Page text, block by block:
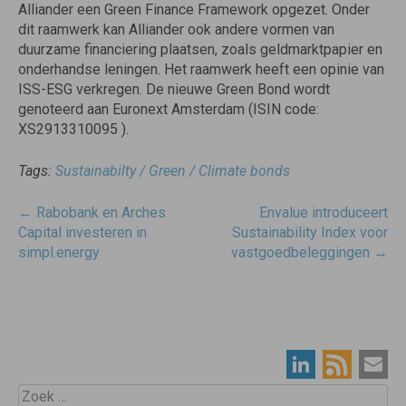
Alliander een Green Finance Framework opgezet. Onder
dit raamwerk kan Alliander ook andere vormen van
duurzame financiering plaatsen, zoals geldmarktpapier en
onderhandse leningen. Het raamwerk heeft een opinie van
ISS-ESG verkregen. De nieuwe Green Bond wordt
genoteerd aan Euronext Amsterdam (ISIN code:
XS2913310095 ).
Tags: Sustainabilty / Green / Climate bonds
Post
navigatie
← Rabobank en Arches
Capital investeren in
simpl.energy
Envalue introduceert
Sustainability Index voor
vastgoedbeleggingen →
Zoek